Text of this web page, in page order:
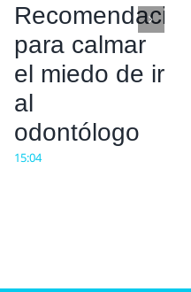
para calmar
el miedo de ir
al
odontólogo
15:04